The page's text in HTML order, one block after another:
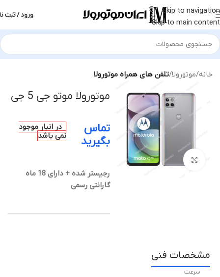
Skip to navigation
Skip to main content
ورود / ثبت
خانه موتورولا تلفن های همراه موتورولا
بزرگنمایی تصویر
موتورولا موتو جی 5 جی
تماس
بگیرید
در انبار موجود
نمی باشد
رجیستر شده + دارای 18 ماه
گارانتی رسمی
مشخصات فنی
سرعت